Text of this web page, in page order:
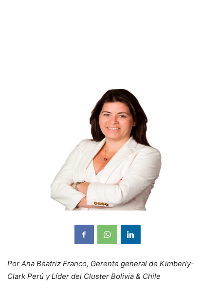
Por Ana Beatriz Franco, Gerente general de Kimberly-
Clark Perú y Líder del Cluster Bolivia & Chile